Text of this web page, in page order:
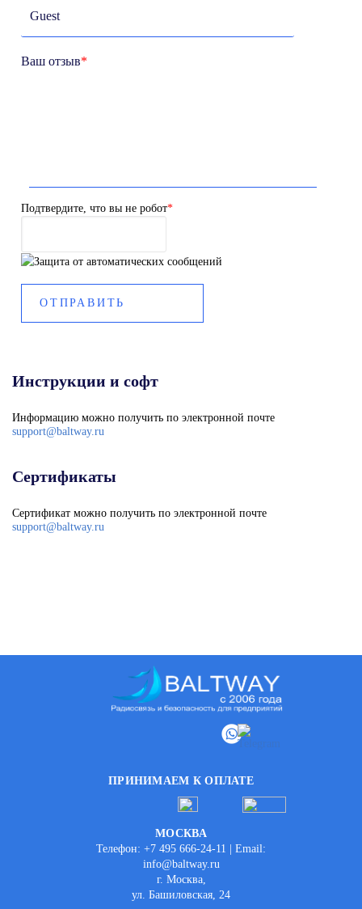
Ваш отзыв*
Подтвердите, что вы не робот*
Инструкции и софт
Информацию можно получить по электронной почте
support@baltway.ru
Сертификаты
Сертификат можно получить по электронной почте
support@baltway.ru
ПРИНИМАЕМ К ОПЛАТЕ
МОСКВА
Телефон: +7 495 666-24-11 | Email:
info@baltway.ru
г. Москва,
ул. Башиловская, 24